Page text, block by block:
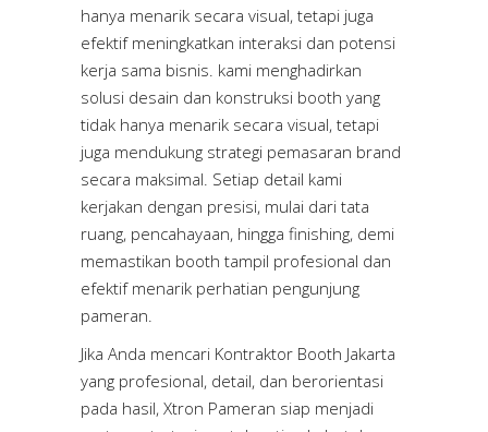
hanya menarik secara visual, tetapi juga
efektif meningkatkan interaksi dan potensi
kerja sama bisnis. kami menghadirkan
solusi desain dan konstruksi booth yang
tidak hanya menarik secara visual, tetapi
juga mendukung strategi pemasaran brand
secara maksimal. Setiap detail kami
kerjakan dengan presisi, mulai dari tata
ruang, pencahayaan, hingga finishing, demi
memastikan booth tampil profesional dan
efektif menarik perhatian pengunjung
pameran.
Jika Anda mencari Kontraktor Booth Jakarta
yang profesional, detail, dan berorientasi
pada hasil, Xtron Pameran siap menjadi